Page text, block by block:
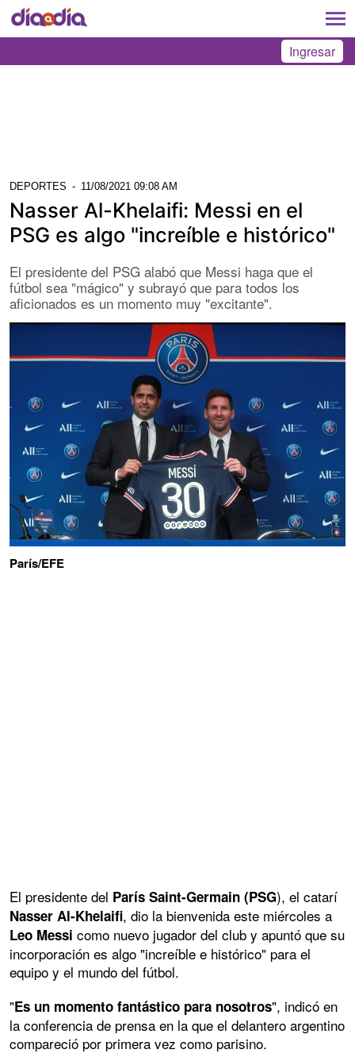
Ingresar
DEPORTES - 11/08/2021 09:08 AM
Nasser Al-Khelaifi: Messi en el
PSG es algo "increíble e histórico"
El presidente del PSG alabó que Messi haga que el
fútbol sea "mágico" y subrayó que para todos los
aficionados es un momento muy "excitante".
París/EFE
El presidente del París Saint-Germain (PSG), el catarí
Nasser Al-Khelaifi, dio la bienvenida este miércoles a
Leo Messi como nuevo jugador del club y apuntó que su
incorporación es algo "increíble e histórico" para el
equipo y el mundo del fútbol.
"Es un momento fantástico para nosotros", indicó en
la conferencia de prensa en la que el delantero argentino
compareció por primera vez como parisino.